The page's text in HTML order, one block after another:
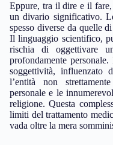
Eppure, tra il dire e il fare,
un divario significativo.
spesso diverse da quelle
Il linguaggio scientifico,
rischia di oggettivare
profondamente
soggettività, influenzato
l’entità non
personale e le
religione. Questa
limiti del trattamento
vada oltre la mera